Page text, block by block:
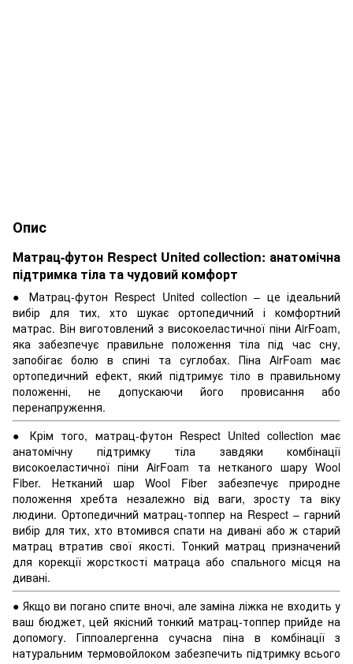
Опис
Матрац-футон Respect United collection: анатомічна
підтримка тіла та чудовий комфорт
● Матрац-футон Respect United collection – це ідеальний
вибір для тих, хто шукає ортопедичний і комфортний
матрас. Він виготовлений з високоеластичної піни AirFoam,
яка забезпечує правильне положення тіла під час сну,
запобігає болю в спині та суглобах. Піна AirFoam має
ортопедичний ефект, який підтримує тіло в правильному
положенні, не допускаючи його провисання або
перенапруження.
●Крім того, матрац-футон Respect United collection має
анатомічну підтримку тіла завдяки комбінації
високоеластичної піни AirFoam та нетканого шару Wool
Fiber. Нетканий шар Wool Fiber забезпечує природне
положення хребта незалежно від ваги, зросту та віку
людини. Ортопедичний матрац-топпер на Respect – гарний
вибір для тих, хто втомився спати на дивані або ж старий
матрац втратив свої якості. Тонкий матрац призначений
для корекції жорсткості матраца або спального місця на
дивані.
● Якщо ви погано спите вночі, але заміна ліжка не входить у
ваш бюджет, цей якісний тонкий матрац-топпер прийде на
допомогу. Гіппоалергенна сучасна піна в комбінації з
натуральним термовойлоком забезпечить підтримку всього